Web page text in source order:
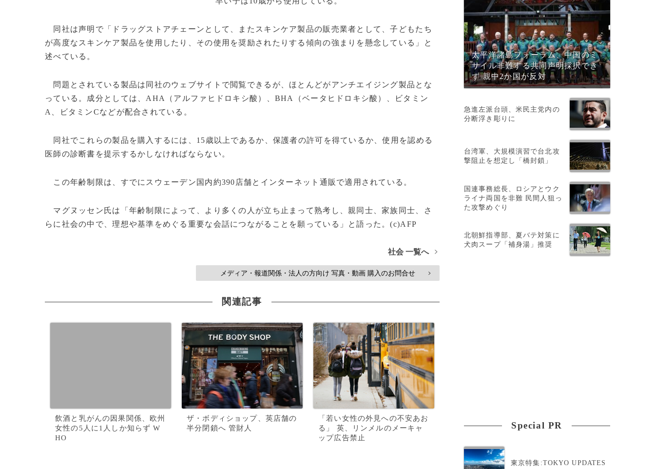
同社は声明で「ドラッグストアチェーンとして、またスキンケア製品の販売業者として、子どもたち
が高度なスキンケア製品を使用したり、その使用を奨励されたりする傾向の強まりを懸念している」と
述べている。
問題とされている製品は同社のウェブサイトで閲覧できるが、ほとんどがアンチエイジング製品とな
っている。成分としては、AHA（アルファヒドロキシ酸）、BHA（ベータヒドロキシ酸）、ビタミン
A、ビタミンCなどが配合されている。
同社でこれらの製品を購入するには、15歳以上であるか、保護者の許可を得ているか、使用を認める
医師の診断書を提示するかしなければならない。
この年齢制限は、すでにスウェーデン国内約390店舗とインターネット通販で適用されている。
マグヌッセン氏は「年齢制限によって、より多くの人が立ち止まって熟考し、親同士、家族同士、さ
らに社会の中で、理想や基準をめぐる重要な会話につながることを願っている」と語った。(c)AFP
社会 一覧へ >
メディア・報道関係・法人の方向け 写真・動画 購入のお問合せ >
関連記事
飲酒と乳がんの因果関係、欧州
女性の5人に1人しか知らず W
HO
ザ・ボディショップ、英店舗の
半分閉鎖へ 管財人
「若い女性の外見への不安あお
る」 英、リンメルのメーキャ
ップ広告禁止
太平洋諸島フォーラム、中国のミ
サイル非難する共同声明採択でき
ず 親中2か国が反対
急進左派台頭、米民主党内の
分断浮き彫りに
台湾軍、大規模演習で台北攻
撃阻止を想定し「橋封鎖」
国連事務総長、ロシアとウク
ライナ両国を非難 民間人狙っ
た攻撃めぐり
北朝鮮指導部、夏バテ対策に
犬肉スープ「補身湯」推奨
Special PR
東京特集:TOKYO UPDATES